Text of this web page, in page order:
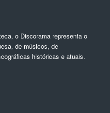
o Discorama representa o
de músicos, de
históricas e atuais.